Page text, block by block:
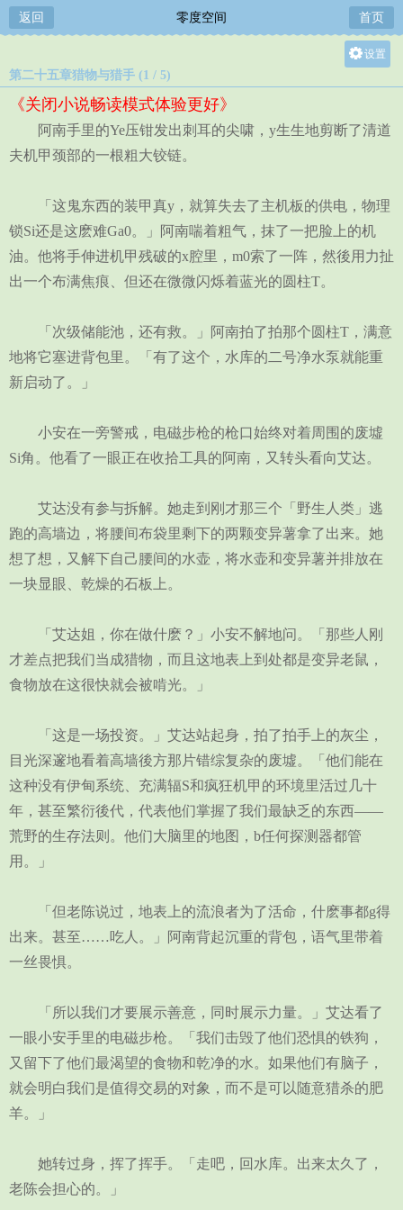
返回 零度空间 首页
设置
中
第二十五章猎物与猎手 (1 / 5)
《关闭小说畅读模式体验更好》
阿南手里的Ye压钳发出刺耳的尖啸，y生生地剪断了清道
夫机甲颈部的一根粗大铰链。
「这鬼东西的装甲真y，就算失去了主机板的供电，物理
锁Si还是这麽难Ga0。」阿南喘着粗气，抹了一把脸上的机
油。他将手伸进机甲残破的x腔里，m0索了一阵，然後用力扯
出一个布满焦痕、但还在微微闪烁着蓝光的圆柱T。
「次级储能池，还有救。」阿南拍了拍那个圆柱T，满意
地将它塞进背包里。「有了这个，水库的二号净水泵就能重
新启动了。」
小安在一旁警戒，电磁步枪的枪口始终对着周围的废墟
Si角。他看了一眼正在收拾工具的阿南，又转头看向艾达。
艾达没有参与拆解。她走到刚才那三个「野生人类」逃
跑的高墙边，将腰间布袋里剩下的两颗变异薯拿了出来。她
想了想，又解下自己腰间的水壶，将水壶和变异薯并排放在
一块显眼、乾燥的石板上。
「艾达姐，你在做什麽？」小安不解地问。「那些人刚
才差点把我们当成猎物，而且这地表上到处都是变异老鼠，
食物放在这很快就会被啃光。」
「这是一场投资。」艾达站起身，拍了拍手上的灰尘，
目光深邃地看着高墙後方那片错综复杂的废墟。「他们能在
这种没有伊甸系统、充满辐S和疯狂机甲的环境里活过几十
年，甚至繁衍後代，代表他们掌握了我们最缺乏的东西——
荒野的生存法则。他们大脑里的地图，b任何探测器都管
用。」
「但老陈说过，地表上的流浪者为了活命，什麽事都g得
出来。甚至……吃人。」阿南背起沉重的背包，语气里带着
一丝畏惧。
「所以我们才要展示善意，同时展示力量。」艾达看了
一眼小安手里的电磁步枪。「我们击毁了他们恐惧的铁狗，
又留下了他们最渴望的食物和乾净的水。如果他们有脑子，
就会明白我们是值得交易的对象，而不是可以随意猎杀的肥
羊。」
她转过身，挥了挥手。「走吧，回水库。出来太久了，
老陈会担心的。」